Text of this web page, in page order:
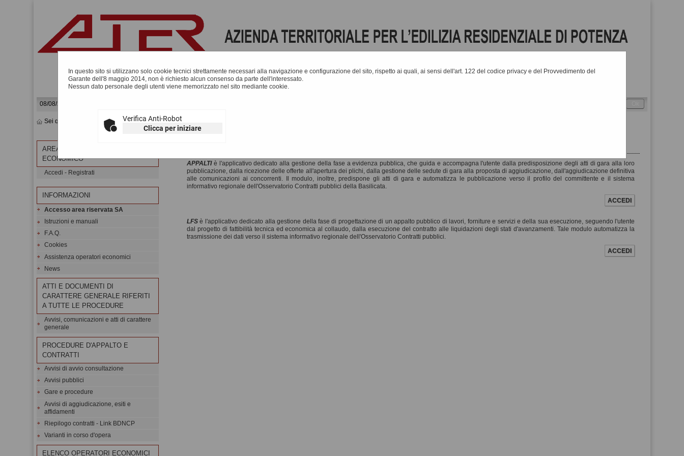
08/08/2026 19:48
Sei qui: Informazioni»Accesso area riservata SA
In questo sito si utilizzano solo cookie tecnici strettamente necessari alla navigazione e configurazione del sito, rispetto ai quali, ai sensi dell'art. 122 del codice privacy e del Provvedimento del
Garante dell'8 maggio 2014, non è richiesto alcun consenso da parte dell'interessato.
Nessun dato personale degli utenti viene memorizzato nel sito mediante cookie.
Verifica Anti-Robot
Clicca per iniziare
APPALTIè l'applicativo dedicato alla gestione della fase a evidenza pubblica, che guida e accompagna l'utente dalla predisposizione degli atti di gara alla loro
pubblicazione, dalla ricezione delle offerte all'apertura dei plichi, dalla gestione delle sedute di gara alla proposta di aggiudicazione, dall'aggiudicazione definitiva
alle comunicazioni ai concorrenti. Il modulo, inoltre, predispone gli atti di gara e automatizza le pubblicazione verso il profilo del committente e il sistema
informativo regionale dell'Osservatorio Contratti pubblici della Basilicata.
ACCEDI
LFS è l'applicativo dedicato alla gestione della fase di progettazione di un appalto pubblico di lavori, forniture e servizi e della sua esecuzione, seguendo l'utente
dal progetto di fattibilità tecnica ed economica al collaudo, dalla esecuzione del contratto alle liquidazioni degli stati d'avanzamenti. Tale modulo automatizza la
trasmissione dei dati verso il sistema informativo regionale dell'Osservatorio Contratti pubblici.
ACCEDI
AREA RISERVATA OPERATORE
ECONOMICO
Accedi - Registrati
INFORMAZIONI
Accesso area riservata SA
Istruzioni e manuali
F.A.Q.
Cookies
Assistenza operatori economici
News
ATTI E DOCUMENTI DI
CARATTERE GENERALE RIFERITI
A TUTTE LE PROCEDURE
Avvisi, comunicazioni e atti di carattere
generale
PROCEDURE D'APPALTO E
CONTRATTI
Avvisi di avvio consultazione
Avvisi pubblici
Gare e procedure
Avvisi di aggiudicazione, esiti e
affidamenti
Riepilogo contratti - Link BDNCP
Varianti in corso d'opera
ELENCO OPERATORI ECONOMICI